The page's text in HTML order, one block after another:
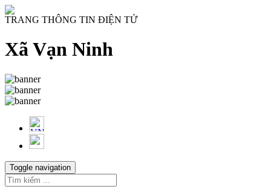
TRANG THÔNG TIN ĐIỆN TỬ
Xã Vạn Ninh
Toggle navigation